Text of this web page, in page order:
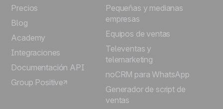
Français
Português
Italiano
Deutsch
Precios
Blog
Academy
Integraciones
Documentación API
Group Positive
Pequeñas y medianas
empresas
Equipos de ventas
Televentas y
telemarketing
noCRM para WhatsApp
Generador de script de
ventas